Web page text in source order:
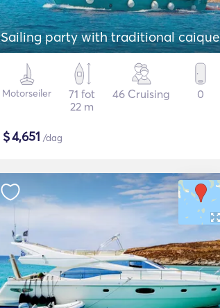
Sailing party with traditional caique
Motorseiler
71 fot
22 m
46 Cruising 0
$4,651 /dag